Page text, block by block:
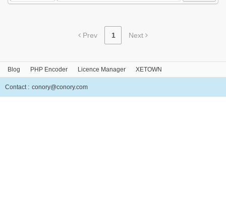
Prev 1 Next
Blog PHP Encoder Licence Manager XETOWN
Contact : conory@conory.com